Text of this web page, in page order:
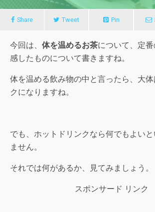
Share Tweet Pin
今回は、 体を温めるお茶について、定
感したものについて書きますね。
体を温める飲み物の中と言ったら、大
クになりますね。
でも、ホットドリンクなら何でもよいと
ません。
それでは何があるか、見てみましょう。
スポンサード リンク